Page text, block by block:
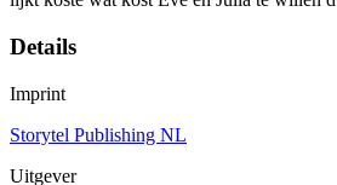
Details
Imprint
Storytel Publishing NL
Uitgever